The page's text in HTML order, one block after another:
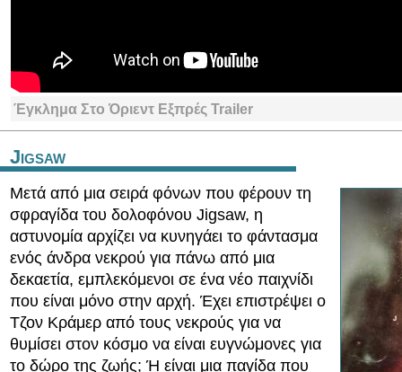
Έγκλημα Στο Όριεντ Εξπρές Trailer
Jigsaw
Μετά από μια σειρά φόνων που φέρουν τη
σφραγίδα του δολοφόνου Jigsaw, η
αστυνομία αρχίζει να κυνηγάει το φάντασμα
ενός άνδρα νεκρού για πάνω από μια
δεκαετία, εμπλεκόμενοι σε ένα νέο παιχνίδι
που είναι μόνο στην αρχή. Έχει επιστρέψει ο
Τζον Κράμερ από τους νεκρούς για να
θυμίσει στον κόσμο να είναι ευγνώμονες για
το δώρο της ζωής; Ή είναι μια παγίδα που